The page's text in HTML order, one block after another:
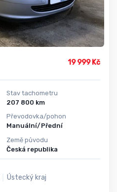
19 999 Kč
Stav tachometru
207 800 km
Převodovka/pohon
Manuální/Přední
Země původu
Česká republika
Ústecký kraj